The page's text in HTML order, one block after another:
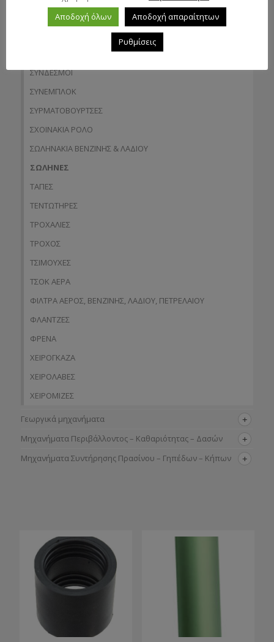
ΣΠΡΟΚΕΤ
ΣΥΝΔΕΣΜΟΙ
ΣΥΝΕΜΠΛΟΚ
ΣΥΡΜΑΤΟΒΟΥΡΤΣΕΣ
ΣΧΟΙΝΑΚΙΑ ΡΟΛΟ
ΣΩΛΗΝΑΚΙΑ ΒΕΝΖΙΝΗΣ & ΛΑΔΙΟΥ
ΣΩΛΗΝΕΣ
ΤΑΠΕΣ
ΤΕΝΤΩΤΗΡΕΣ
ΤΡΟΧΑΛΙΕΣ
ΤΡΟΧΟΣ
ΤΣΙΜΟΥΧΕΣ
ΤΣΟΚ ΑΕΡΑ
ΦΙΛΤΡΑ ΑΕΡΟΣ, ΒΕΝΖΙΝΗΣ, ΛΑΔΙΟΥ, ΠΕΤΡΕΛΑΙΟΥ
ΦΛΑΝΤΖΕΣ
ΦΡΕΝΑ
ΧΕΙΡΟΓΚΑΖΑ
ΧΕΙΡΟΛΑΒΕΣ
ΧΕΙΡΟΜΙΖΕΣ
Γεωργικά μηχανήματα
Μηχανήματα Περιβάλλοντος – Καθαριότητας – Δασών
Μηχανήματα Συντήρησης Πρασίνου – Γηπέδων – Κήπων
Αποδοχή όλων Αποδοχή απαραίτητων
Ρυθμίσεις